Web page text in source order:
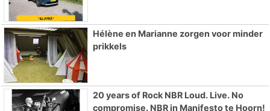
Hélène en Marianne zorgen voor minder
prikkels
20 years of Rock NBR Loud. Live. No
compromise. NBR in Manifesto te Hoorn!